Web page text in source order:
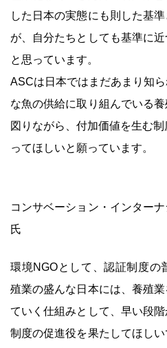
した日本の実態にも則した基
が、自分たちとしても基準に
と思っています。
ASCは日本ではまだあまり知
な魚の供給に取り組んでいる
図りながら、付加価値を生む
ってほしいと願っています。
コンサベーション・インタ
氏
環境NGOとして、認証制度の
殖業の盛んな日本には、養殖
ていく仕組みとして、早い段
制度の促進役を果たしてほし